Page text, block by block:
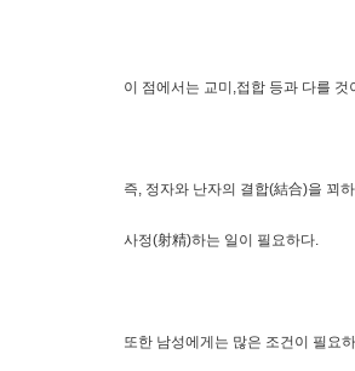
이 점에서는 교미,접합 등과 다를 것
즉, 정자와 난자의 결합(結合)을 꾀
사정(射精)하는 일이 필요하다.
또한 남성에게는 많은 조건이 필요